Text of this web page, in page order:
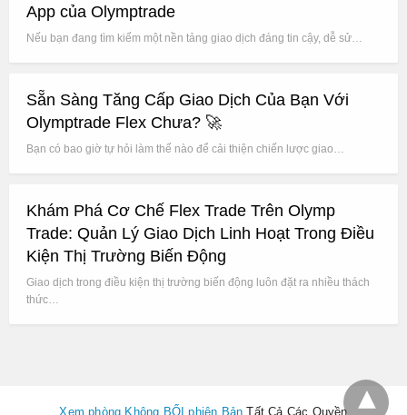
App của Olymptrade
Nếu bạn đang tìm kiếm một nền tảng giao dịch đáng tin cậy, dễ sử…
Sẵn Sàng Tăng Cấp Giao Dịch Của Bạn Với
Olymptrade Flex Chưa? 🚀
Bạn có bao giờ tự hỏi làm thế nào để cải thiện chiến lược giao…
Khám Phá Cơ Chế Flex Trade Trên Olymp
Trade: Quản Lý Giao Dịch Linh Hoạt Trong Điều
Kiện Thị Trường Biến Động
Giao dịch trong điều kiện thị trường biến động luôn đặt ra nhiều thách
thức…
Xem phòng Không BỐI phiên Bản Tất Cả Các Quyền